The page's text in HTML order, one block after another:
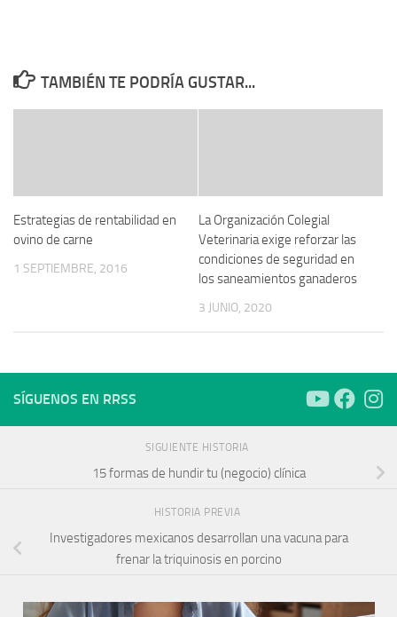
TAMBIÉN TE PODRÍA GUSTAR...
Estrategias de rentabilidad en
ovino de carne
1 SEPTIEMBRE, 2016
La Organización Colegial
Veterinaria exige reforzar las
condiciones de seguridad en
los saneamientos ganaderos
3 JUNIO, 2020
SÍGUENOS EN RRSS
SIGUIENTE HISTORIA
15 formas de hundir tu (negocio) clínica
HISTORIA PREVIA
Investigadores mexicanos desarrollan una vacuna para
frenar la triquinosis en porcino